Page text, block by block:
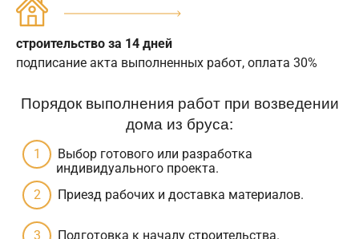
строительство за 14 дней
подписание акта выполненных работ, оплата 30%
Порядок выполнения работ при возведении
дома из бруса:
Выбор готового или разработка
индивидуального проекта.
Приезд рабочих и доставка материалов.
Подготовка к началу строительства.